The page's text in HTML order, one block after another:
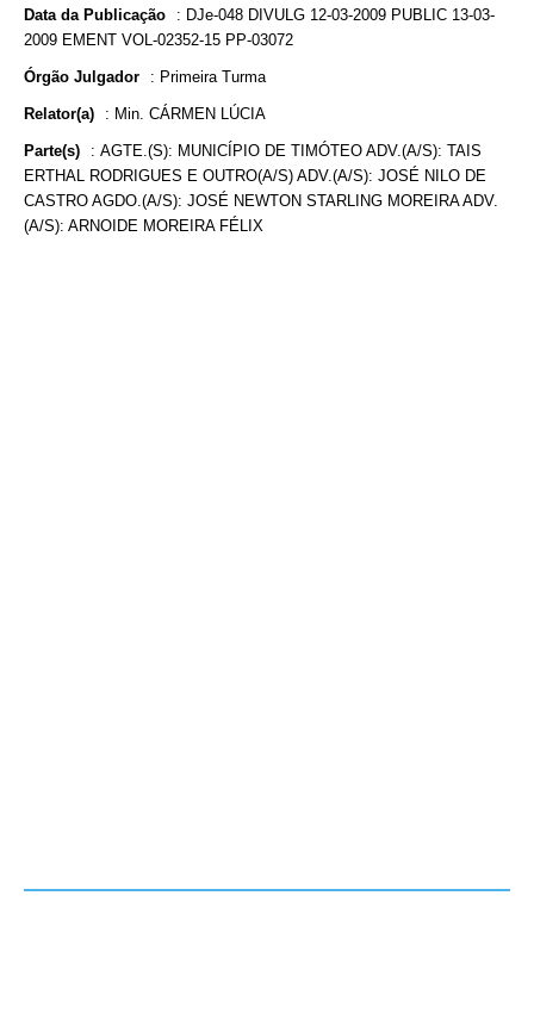
Data da Publicação : DJe-048 DIVULG 12-03-2009 PUBLIC 13-03-
2009 EMENT VOL-02352-15 PP-03072
Órgão Julgador : Primeira Turma
Relator(a) : Min. CÁRMEN LÚCIA
Parte(s) : AGTE.(S): MUNICÍPIO DE TIMÓTEO ADV.(A/S): TAIS
ERTHAL RODRIGUES E OUTRO(A/S) ADV.(A/S): JOSÉ NILO DE
CASTRO AGDO.(A/S): JOSÉ NEWTON STARLING MOREIRA ADV.
(A/S): ARNOIDE MOREIRA FÉLIX